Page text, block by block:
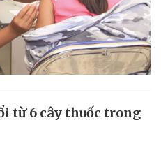
từ 6 cây thuốc trong